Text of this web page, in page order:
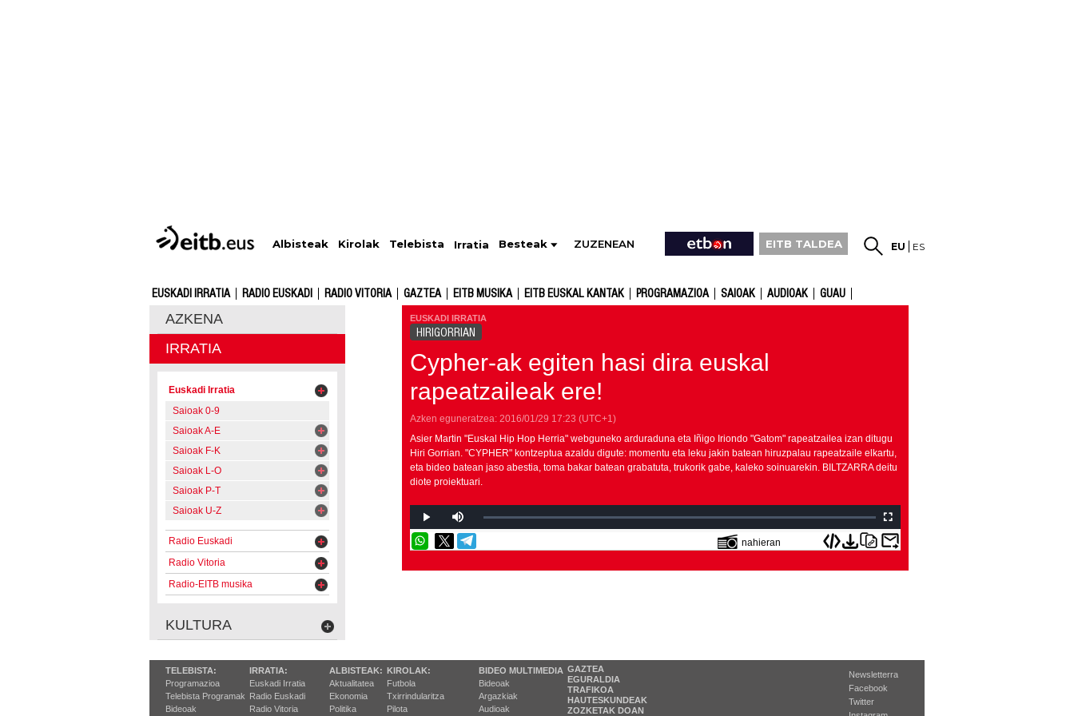
Albisteak Kirolak Telebista Irratia Besteak ZUZENEAN EITB TALDEA EU ES
EUSKADI IRRATIA RADIO EUSKADI RADIO VITORIA GAZTEA EITB MUSIKA EITB EUSKAL KANTAK PROGRAMAZIOA SAIOAK AUDIOAK GUAU
AZKENA
IRRATIA
Euskadi Irratia
Saioak 0-9
Saioak A-E
Saioak F-K
Saioak L-O
Saioak P-T
Saioak U-Z
Radio Euskadi
Radio Vitoria
Radio-EITB musika
KULTURA
EUSKADI IRRATIA
HIRIGORRIAN
Cypher-ak egiten hasi dira euskal
rapeatzaileak ere!
Azken eguneratzea: 2016/01/29 17:23 (UTC+1)
Asier Martin "Euskal Hip Hop Herria" webguneko arduraduna eta Iñigo Iriondo "Gatom" rapeatzailea izan ditugu
Hiri Gorrian. "CYPHER" kontzeptua azaldu digute: momentu eta leku jakin batean hiruzpalau rapeatzaile elkartu,
eta bideo batean jaso abestia, toma bakar batean grabatuta, trukorik gabe, kaleko soinuarekin. BILTZARRA deitu
diote proiektuari.
nahieran
TELEBISTA:
Programazioa
Telebista Programak
Bideoak
IRRATIA:
Euskadi Irratia
Radio Euskadi
Radio Vitoria
ALBISTEAK:
Aktualitatea
Ekonomia
Politika
KIROLAK:
Futbola
Txirrindularitza
Pilota
BIDEO MULTIMEDIA
Bideoak
Argazkiak
Audioak
GAZTEA
EGURALDIA
TRAFIKOA
HAUTESKUNDEAK
ZOZKETAK DOAN
Newsletterra
Facebook
Twitter